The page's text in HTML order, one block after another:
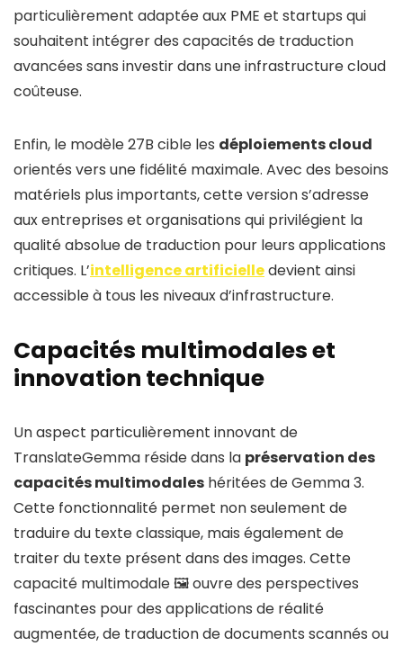
particulièrement adaptée aux PME et startups qui
souhaitent intégrer des capacités de traduction
avancées sans investir dans une infrastructure cloud
coûteuse.
Enfin, le modèle 27B cible les déploiements cloud
orientés vers une fidélité maximale. Avec des besoins
matériels plus importants, cette version s’adresse
aux entreprises et organisations qui privilégient la
qualité absolue de traduction pour leurs applications
critiques. L’intelligence artificielledevient ainsi
accessible à tous les niveaux d’infrastructure.
Capacités multimodales et
innovation technique
Un aspect particulièrement innovant de
TranslateGemma réside dans la préservation des
capacités multimodales héritées de Gemma 3.
Cette fonctionnalité permet non seulement de
traduire du texte classique, mais également de
traiter du texte présent dans des images. Cette
capacité multimodale 🖼️ ouvre des perspectives
fascinantes pour des applications de réalité
augmentée, de traduction de documents scannés ou